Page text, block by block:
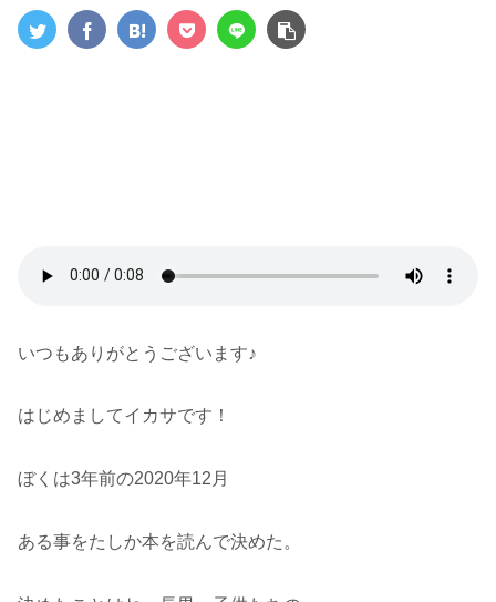
いつもありがとうございます♪
はじめましてイカサです！
ぼくは3年前の2020年12月
ある事をたしか本を読んで決めた。